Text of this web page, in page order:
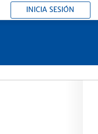
INICIA SESIÓN